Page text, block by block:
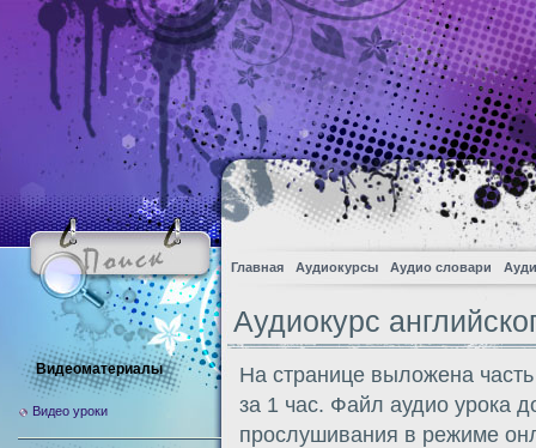
Главная Аудиокурсы Аудио словари
Аудиокурс
На странице выложена
за 1 час. Файл аудио урока
прослушивания в режиме
Видеоматериалы
Видео уроки